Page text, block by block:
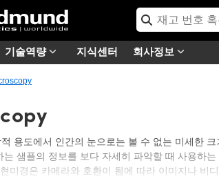
기술역량 지식센터 회사정보
용도에서 인간의 눈으로는 볼 수 없는 미세한
는 샘플의 정보를 보다 자세히 파악할 때 사용하
미경은 카메라와 호환이 됨에 따라 이미지나 비